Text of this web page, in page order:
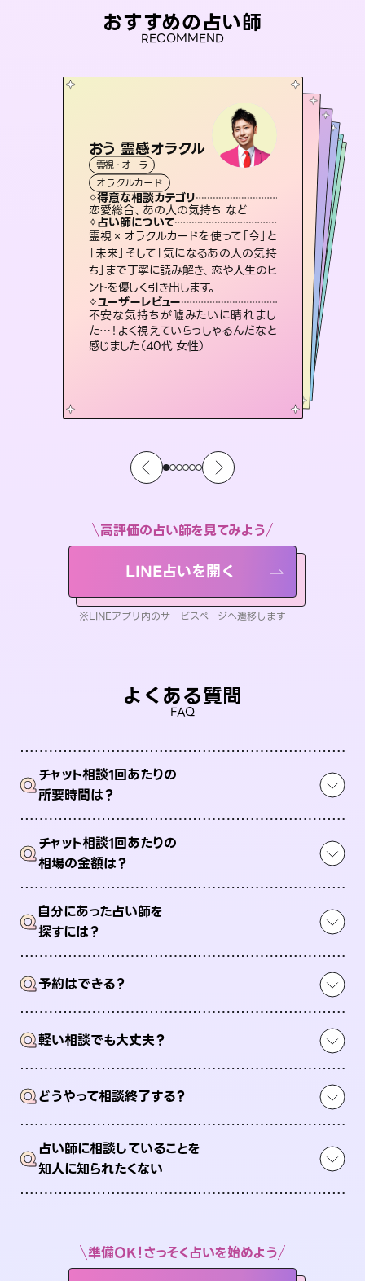
おすすめの占い師
RECOMMEND
おう 霊感オラクル
霊視・オーラ
オラクルカード
得意な相談カテゴリ
恋愛総合、あの人の気持ち など
占い師について
霊視×オラクルカードを使って「今」と
「未来」そして「気になるあの人の気持
ち」まで丁寧に読み解き、恋や人生のヒ
ントを優しく引き出します。
ユーザーレビュー
不安な気持ちが嘘みたいに晴れまし
た…！よく視えていらっしゃるんだなと
感じました（40代 女性）
桃源珠羽（とうげんみう
霊視・オーラ
スピリチュアル・リーディング
得意な相談カテゴリ
片想い、あの人の気持ち、復縁 など
占い師について
恋愛のお悩みの中でも特に「曖昧な関
係」の相談を得意としており、友達以上
恋人未満なお相手との今後や本音を丁
寧に読み解き恋愛成就へと導きます。
ユーザーレビュー
鑑定していただいてアドバイス通りに行
動すると仲が復活してきました。ありが
とうございました（40代 女性）
アイリス -iris-
西洋占星術
ルーン
得意な相談カテゴリ
恋愛総合、片想い、二人の未来 など
占い師について
復縁、恋愛、不倫の行方、同性愛や片
思い、仕事関係や借金問題まで知りた
いことや心の負担になっていることを
紐解き、背中をそっと押して導きます。
ユーザーレビュー
安心感のあり、言い切ってくれる所や濁
さない鑑定のおかげで、毎回自分の気
持ちを整えられます（30代 男性）
未来視師＊花
霊視・オーラ
スピリチュアル・リーディング
得意な相談カテゴリ
出逢い、片想い、復縁 など
占い師について
未来には何パターンもの選択肢があります。不安で視えにくくなっているあなたの素敵な未来を見つけ、その未来を選択できるようアドバイスします。
ユーザーレビュー
職場の人の性質や人間関係、本心など
本当によく視えていてびっくり。対策が
打てて前向きになれます（40代）
スピリチュアル・リーディング
得意な相談カテゴリ
片想い、あの人の気持ち、復縁 など
占い師について
3,700年以上の歴史を持つ東洋最古の
占術「易占」で詳細まで占い、幸せへ向
かう道筋を示します。厳しい結果にも具
体的な対策をお伝えします。
ユーザーレビュー
複雑な背景もしっかり聞いて鑑定して
いただけました。気持ちが楽になりまし
た（50代 女性）
霊視・オーラ タロット
スピリチュアル・リーディング
得意な相談カテゴリ
片想い、二人の未来、年の差 など
占い師について
連絡再開、復縁、成就などの報告実績
多数。セラピストとして2万超の施術経
験があるからこそできる鑑定で、より良
い未来をサポートします。
ユーザーレビュー
とても心温まる鑑定でした。しかもこち
らは何も言っていないのに視えていらっ
しゃるんだなと驚きです（30代女性）
高評価の占い師を見てみよう
LINE占いを開く
※LINEアプリ内のサービスページへ遷移します
よくある質問
FAQ
Qチャット相談1回あたりの
所要時間は？
Qチャット相談1回あたりの
相場の金額は？
Q自分にあった占い師を
探すには？
Q予約はできる？
Q軽い相談でも大丈夫？
Qどうやって相談終了する？
Q占い師に相談していることを
知人に知られたくない
準備OK！さっそく占いを始めよう